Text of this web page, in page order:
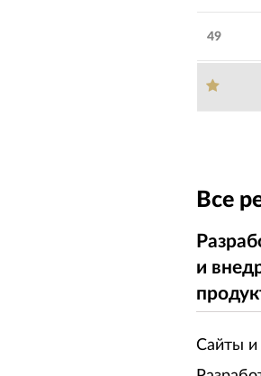
49
Все
и
Сайты и